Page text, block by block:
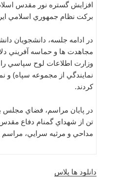
افزايش گستره نور مقدس
بركت نظام جمهوري اسلامي
در ادامه جلسه، دانشجويان
مجاهدت ها و حماسه آفريني
وزارت اطلاعات لوح سپاسي
نمايندگي از مجموعه سپاه) و
کردند.
در پايان مراسم، فضاي مجلس
تن از شهداي گمنام دفاع
مداحي و مرثيه سرايي، مراسم
دانلود ها پلاس